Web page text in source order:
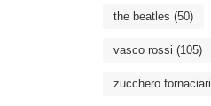
the beatles (50)
vasco rossi (105)
zucchero fornaciari